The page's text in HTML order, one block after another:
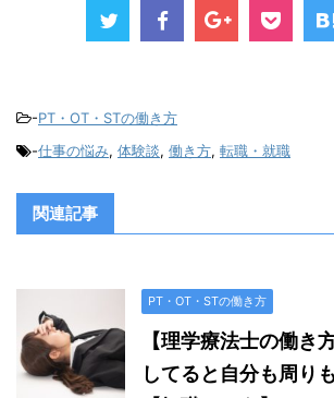
-PT・OT・STの働き方
-仕事の悩み, 体験談, 働き方, 転職・就職
関連記事
PT・OT・STの働き方
【理学療法士の働き
してると自分も周り